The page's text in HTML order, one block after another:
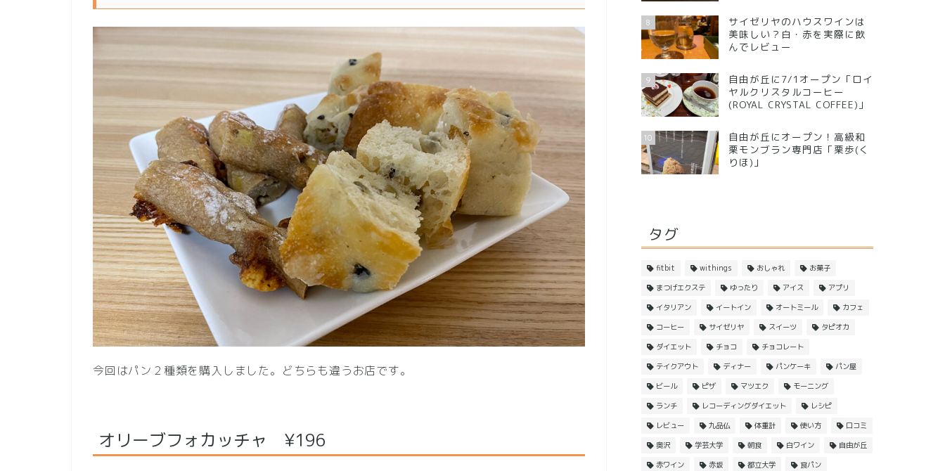
今回はパン２種類を購入しました。どちらも違うお店です。
オリーブフォカッチャ ¥196
8
サイゼリヤのハウスワインは
美味しい？白・赤を実際に飲
んでレビュー
9
自由が丘に7/1オープン「ロイ
ヤルクリスタルコーヒー
(ROYAL CRYSTAL COFFEE)」
10
自由が丘にオープン！高級和
栗モンブラン専門店「栗歩(く
りほ)」
タグ
fitbit withings おしゃれ
お菓子
まつげエクステ
ゆったり アイス
アプリ
イタリアン
イートイン オートミール
カフェ
コーヒー
サイゼリヤ スイーツ
タピオカ
ダイエット
チョコ
チョコレート
テイクアウト
ディナー パンケーキ
パン屋
ビール
ピザ マツエク
モーニング
ランチ
レコーディングダイエット
レシピ
レビュー
九品仏 体重計 使い方
口コミ
奥沢
学芸大学 朝食 白ワイン
自由が丘
赤ワイン
赤坂 都立大学 食パン